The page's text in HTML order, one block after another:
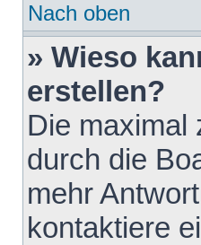
Nach oben
» Wieso
erstellen?
Die maximal
durch die
mehr
kontaktiere